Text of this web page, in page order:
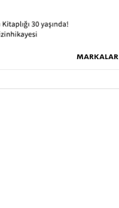
MARKALAR